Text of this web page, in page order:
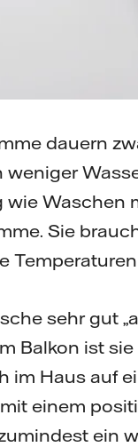
dauern
Waschen
Sie
sehr gut
Balkon ist
im Haus auf
einem
ein